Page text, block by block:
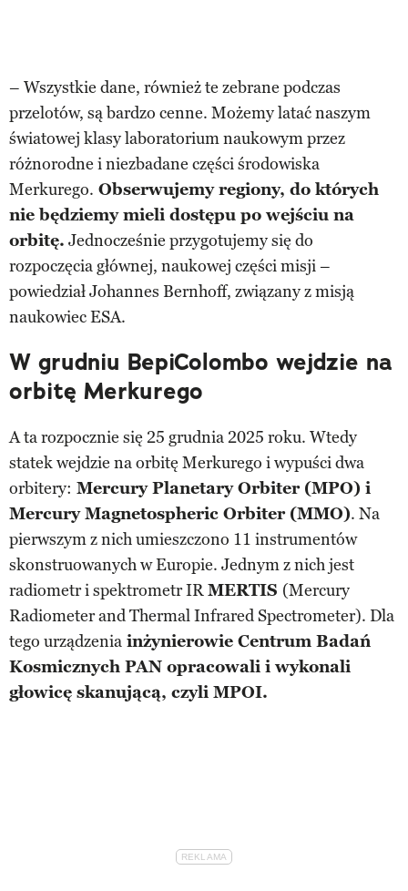
– Wszystkie dane, również te zebrane podczas
przelotów, są bardzo cenne. Możemy latać naszym
światowej klasy laboratorium naukowym przez
różnorodne i niezbadane części środowiska
Merkurego. Obserwujemy regiony, do których
nie będziemy mieli dostępu po wejściu na
orbitę. Jednocześnie przygotujemy się do
rozpoczęcia głównej, naukowej części misji –
powiedział Johannes Bernhoff, związany z misją
naukowiec ESA.
W grudniu BepiColombo wejdzie na
orbitę Merkurego
A ta rozpocznie się 25 grudnia 2025 roku. Wtedy
statek wejdzie na orbitę Merkurego i wypuści dwa
orbitery: Mercury Planetary Orbiter (MPO) i
Mercury Magnetospheric Orbiter (MMO). Na
pierwszym z nich umieszczono 11 instrumentów
skonstruowanych w Europie. Jednym z nich jest
radiometr i spektrometr IRMERTIS (Mercury
Radiometer and Thermal Infrared Spectrometer). Dla
tego urządzenia inżynierowie Centrum Badań
Kosmicznych PAN opracowali i wykonali
głowicę skanującą, czyli MPOI.